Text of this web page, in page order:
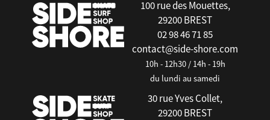
100 rue des Mouettes,
29200 BREST
02 98 46 71 85
contact@side-shore.com
10h - 12h30 / 14h - 19h
du lundi au samedi
30 rue Yves Collet,
29200 BREST